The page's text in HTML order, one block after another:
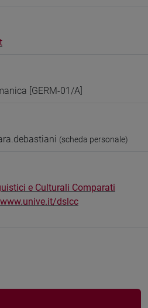
[GERM-01/A]
(scheda personale)
e Culturali Comparati
dslcc